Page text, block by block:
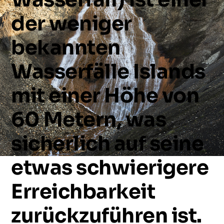
derweniger
bekannten
WasserfälleIslands
miteinerHöhevon
60Metern,was
sicherlichaufseine
etwasschwierigere
Erreichbarkeit
zurückzuführenist.